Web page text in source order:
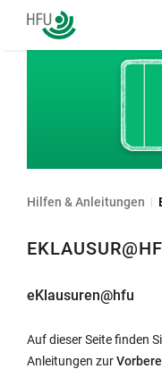
Hochschule
Furtwangen
Hilfen & Anleitungen
eKlausuren@hfu
Auf dieser Seite finden
Anleitungen zur